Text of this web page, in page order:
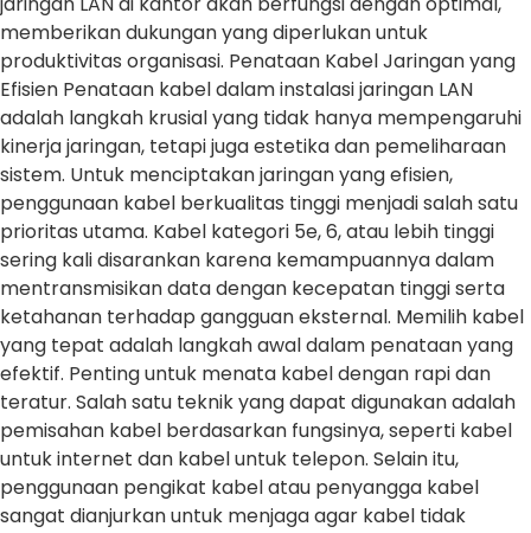
memberikan dukungan yang diperlukan untuk
produktivitas organisasi. Penataan Kabel Jaringan yang
Efisien Penataan kabel dalam instalasi jaringan LAN
adalah langkah krusial yang tidak hanya mempengaruhi
kinerja jaringan, tetapi juga estetika dan pemeliharaan
sistem. Untuk menciptakan jaringan yang efisien,
penggunaan kabel berkualitas tinggi menjadi salah satu
prioritas utama. Kabel kategori 5e, 6, atau lebih tinggi
sering kali disarankan karena kemampuannya dalam
mentransmisikan data dengan kecepatan tinggi serta
ketahanan terhadap gangguan eksternal. Memilih kabel
yang tepat adalah langkah awal dalam penataan yang
efektif. Penting untuk menata kabel dengan rapi dan
teratur. Salah satu teknik yang dapat digunakan adalah
pemisahan kabel berdasarkan fungsinya, seperti kabel
untuk internet dan kabel untuk telepon. Selain itu,
penggunaan pengikat kabel atau penyangga kabel
sangat dianjurkan untuk menjaga agar kabel tidak